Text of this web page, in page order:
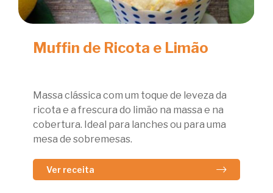
Muffin de Ricota e Limão
Massa clássica com um toque de leveza da
ricota e a frescura do limão na massa e na
cobertura. Ideal para lanches ou para uma
mesa de sobremesas.
Ver receita